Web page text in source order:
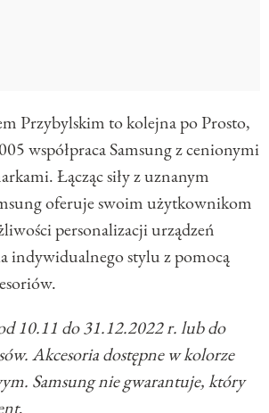
Przybylskim to kolejna po Prosto,
współpraca Samsung z cenionymi
Łącząc siły z uznanym
oferuje swoim użytkownikom
personalizacji urządzeń
indywidualnego stylu z pomocą
10.11 do 31.12.2022 r. lub do
Akcesoria dostępne w kolorze
Samsung nie gwarantuje, który
.